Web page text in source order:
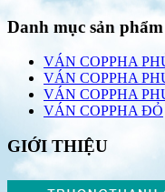
Danh mục sản phẩm
VÁN COPPHA
VÁN COPPHA
VÁN COPPHA
VÁN COPPHA ĐỎ
GIỚI THIỆU